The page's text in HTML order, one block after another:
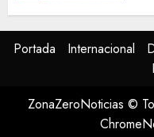
5
Portada Internacional
ZonaZeroNoticias ©